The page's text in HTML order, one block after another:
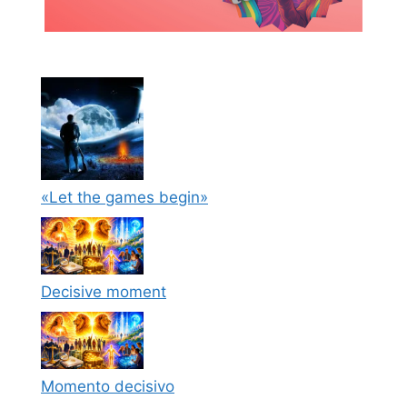
«Let the games begin»
Decisive moment
Momento decisivo